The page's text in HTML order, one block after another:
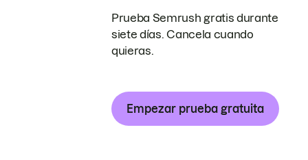
Prueba Semrush gratis durante
siete días. Cancela cuando
quieras.
Empezar prueba gratuita